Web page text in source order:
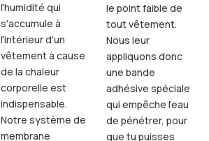
l'humidité qui
s'accumule à
l'intérieur d'un
vêtement à cause
de la chaleur
corporelle est
indispensable.
Notre système de
membrane
le point faible de
tout vêtement.
Nous leur
appliquons donc
une bande
adhésive spéciale
qui empêche l'eau
de pénétrer, pour
que tu puisses